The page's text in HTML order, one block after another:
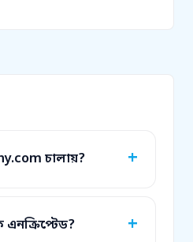
চালায়?